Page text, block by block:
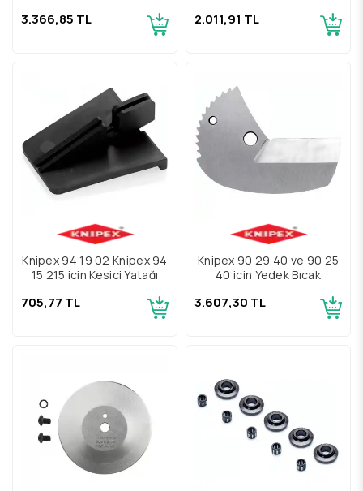
3.366,85 TL 2.011,91 TL
Knipex 94 19 02 Knipex 94
15 215 için Kesici Yatağı
705,77 TL
Knipex 90 29 40 ve 90 25
40 için Yedek Bıçak
3.607,30 TL